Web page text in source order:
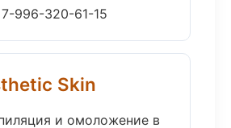
996-320-61-15
Skin
и омоложение в